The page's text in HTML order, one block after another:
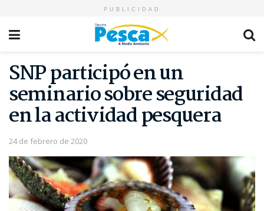
PUBLICIDAD
SNP participó en un
seminario sobre seguridad
en la actividad pesquera
24 de febrero de 2020